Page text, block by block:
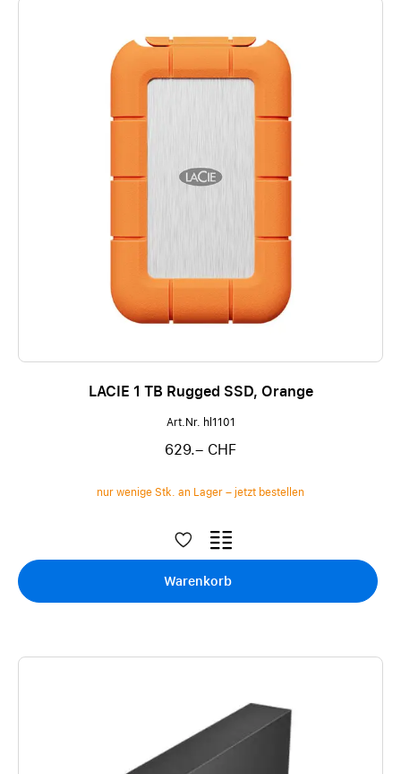
LACIE 1 TB Rugged SSD, Orange
Art.Nr. hl1101
629.– CHF
nur wenige Stk. an Lager – jetzt bestellen
Warenkorb